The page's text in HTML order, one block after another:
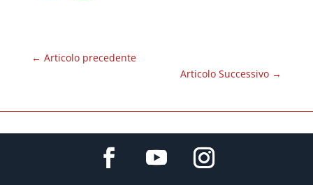
← Articolo precedente
Articolo Successivo →